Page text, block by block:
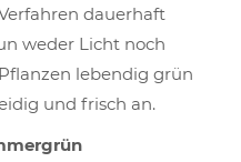
dauerhaft
weder Licht noch
lebendig grün
und frisch an.